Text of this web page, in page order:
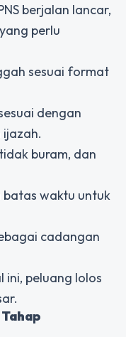
berjalan lancar,
perlu
sesuai format
dengan
ijazah.
buram, dan
batas waktu untuk
cadangan
peluang lolos
Tahap